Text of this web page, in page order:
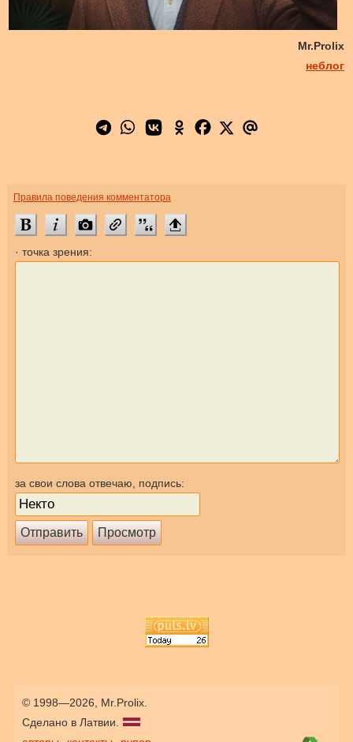
Mr.Prolix
неблог
Правила поведения комментатора
· точка зрения:
за свои слова отвечаю, подпись:
© 1998—2026, Mr.Prolix.
Сделано в Латвии.